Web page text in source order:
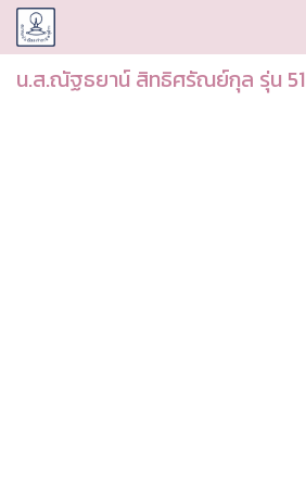
CUDAA
น.ส.ณัฐธยาน์ สิทธิศรัณย์กุล รุ่น 51